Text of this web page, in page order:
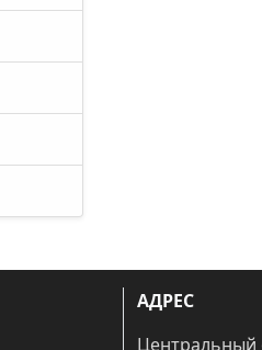
АДРЕС
Центральный